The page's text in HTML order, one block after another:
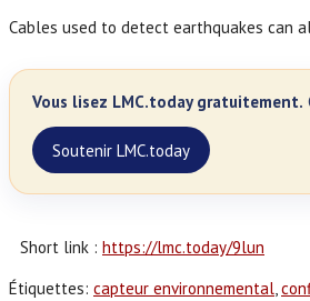
Cables used to detect earthquakes can
Vous lisez LMC.today gratuitement.
Soutenir LMC.today
Short link : https://lmc.today/9lun
Étiquettes: capteur environnemental,